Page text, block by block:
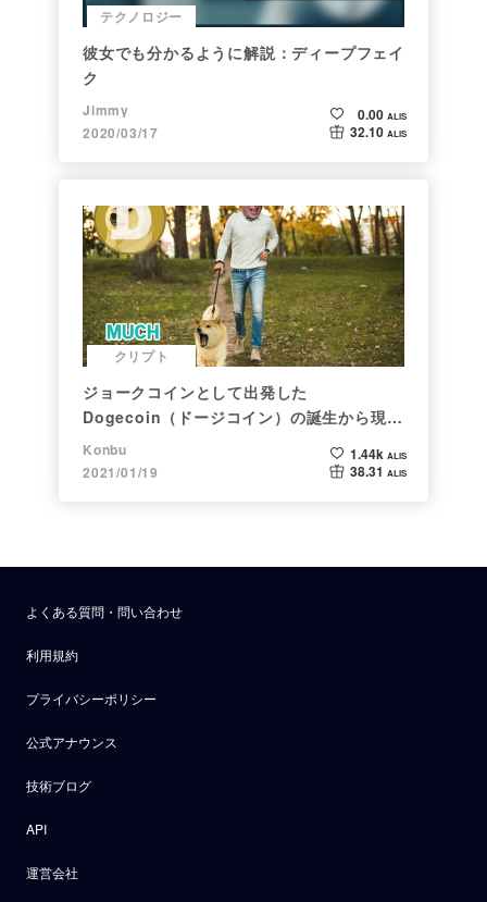
テクノロジー
彼女でも分かるように解説：ディープフェイ
ク
Jimmy
2020/03/17
0.00 ALIS
32.10 ALIS
クリプト
ジョークコインとして出発した
Dogecoin（ドージコイン）の誕生から現在
まで。注目される非証券性🐶
Konbu
2021/01/19
1.44k ALIS
38.31 ALIS
よくある質問・問い合わせ
利用規約
プライバシーポリシー
公式アナウンス
技術ブログ
API
運営会社